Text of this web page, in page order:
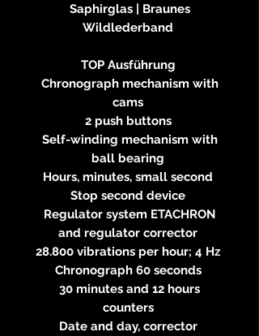
Saphirglas | Braunes
Wildlederband
TOP Ausführung
Chronograph mechanism with
cams
2 push buttons
Self-winding mechanism with
ball bearing
Hours, minutes, small second
Stop second device
Regulator system ETACHRON
and regulator corrector
28.800 vibrations per hour; 4 Hz
Chronograph 60 seconds
30 minutes and 12 hours
counters
Date and day, corrector